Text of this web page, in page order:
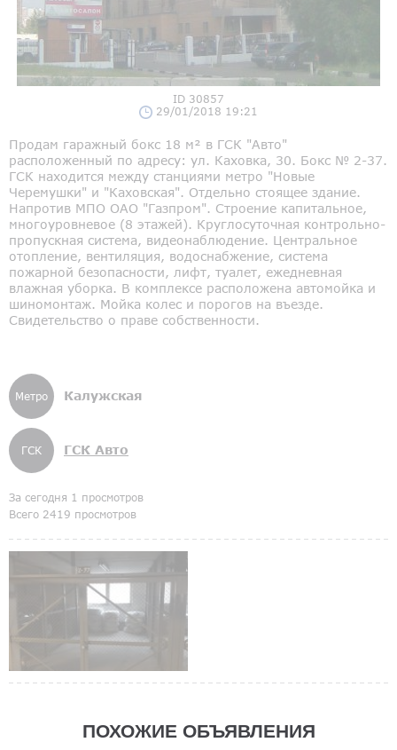
ID 30857
29/01/2018 19:21
Продам гаражный бокс 18 м² в ГСК "Авто"
расположенный по адресу: ул. Каховка, 30. Бокс № 2-37.
ГСК находится между станциями метро "Новые
Черемушки" и "Каховская". Отдельно стоящее здание.
Напротив МПО ОАО "Газпром". Строение капитальное,
многоуровневое (8 этажей). Круглосуточная контрольно-
пропускная система, видеонаблюдение. Центральное
отопление, вентиляция, водоснабжение, система
пожарной безопасности, лифт, туалет, ежедневная
влажная уборка. В комплексе расположена автомойка и
шиномонтаж. Мойка колес и порогов на въезде.
Свидетельство о праве собственности.
Метро Калужская
ГСК ГСК Авто
За сегодня 1 просмотров
Всего 2419 просмотров
ПОХОЖИЕ ОБЪЯВЛЕНИЯ